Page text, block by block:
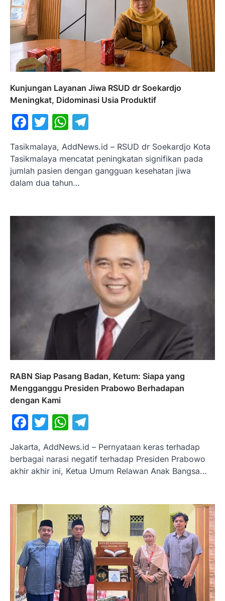
Kunjungan Layanan Jiwa RSUD dr Soekardjo
Meningkat, Didominasi Usia Produktif
Facebook
TwitterWhatsApp
Tasikmalaya, AddNews.id – RSUD dr Soekardjo Kota
Tasikmalaya mencatat peningkatan signifikan pada
jumlah pasien dengan gangguan kesehatan jiwa
dalam dua tahun…
RABN Siap Pasang Badan, Ketum: Siapa yang
Mengganggu Presiden Prabowo Berhadapan
dengan Kami
Facebook
TwitterWhatsApp
Jakarta, AddNews.id – Pernyataan keras terhadap
berbagai narasi negatif terhadap Presiden Prabowo
akhir akhir ini, Ketua Umum Relawan Anak Bangsa…